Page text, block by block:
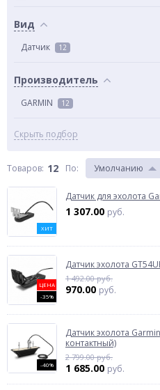
Вид
Датчик 12
Производитель
GARMIN 12
Скрыть подбор
Товаров: 12 По: Умолчанию
ХИТ
Датчик для эхолота
1 307.00 руб.
ЦЕНА
-35%
Датчик эхолота
1 492.00 руб.
970.00 руб.
-40%
Датчик эхолота
контактный)
2 799.00 руб.
1 685.00 руб.